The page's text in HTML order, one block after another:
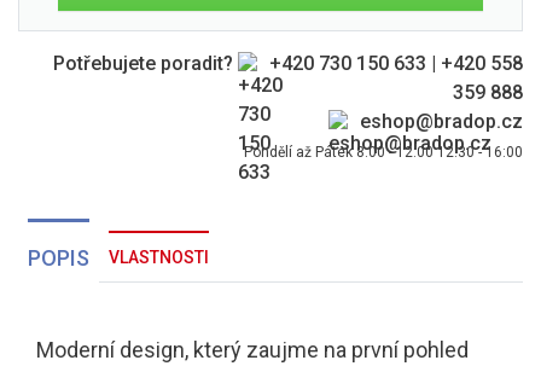
Potřebujete poradit? +420 730 150 633
+420 558
359 888
eshop@bradop.cz
Pondělí až Pátek 8:00 - 12:00 12:30 - 16:00
POPIS VLASTNOSTI
Moderní design, který zaujme na první pohled